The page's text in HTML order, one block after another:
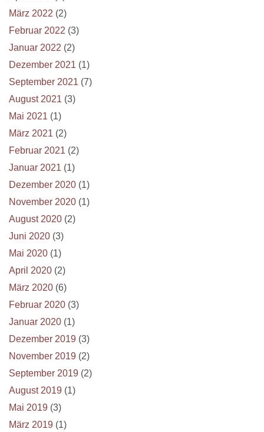
März 2022 (2)
Februar 2022 (3)
Januar 2022 (2)
Dezember 2021 (1)
September 2021 (7)
August 2021 (3)
Mai 2021 (1)
März 2021 (2)
Februar 2021 (2)
Januar 2021 (1)
Dezember 2020 (1)
November 2020 (1)
August 2020 (2)
Juni 2020 (3)
Mai 2020 (1)
April 2020 (2)
März 2020 (6)
Februar 2020 (3)
Januar 2020 (1)
Dezember 2019 (3)
November 2019 (2)
September 2019 (2)
August 2019 (1)
Mai 2019 (3)
März 2019 (1)